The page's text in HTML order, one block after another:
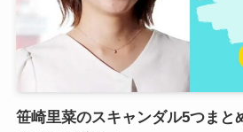
笹崎里菜のスキャンダル5つまと